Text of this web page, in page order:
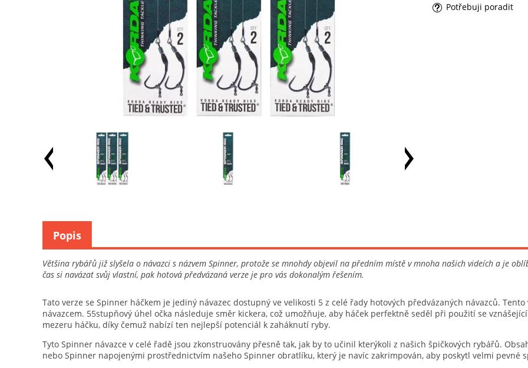
Potřebuji poradit
Většina rybářů již slyšela o návazci s názvem Spinner, protože se mnohdy objevil na předním místě v mnoha našich videích a je
čas si navázat svůj vlastní, pak hotová předvázaná verze je pro vás dokonalým řešením.
Tato verze se Spinner háčkem je jediný návazec dostupný ve velikosti 5 z celé řady hotových předvázaných návazců.
návazcem. 55stupňový úhel očka následuje směr kickera, což umožňuje, aby háček perfektně seděl při použití se
mezeru háčku, díky čemuž nabízí ten nejlepší potenciál k zaháknutí ryby.
Tyto Spinner návazce v celé řadě jsou zkonstruovány přesně tak, jak by to učinil kterýkoli z našich špičkových rybářů.
nebo Spinner napojenými prostřednictvím našeho Spinner obratlíku, který je navíc zakrimpován, aby poskytl velmi pevné
Popis